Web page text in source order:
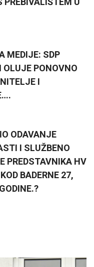
MEDIJE: SDP
OLUJE PONOVNO
I
ODAVANJE
I SLUŽBENO
PREDSTAVNIKA HV
BADERNE 27,